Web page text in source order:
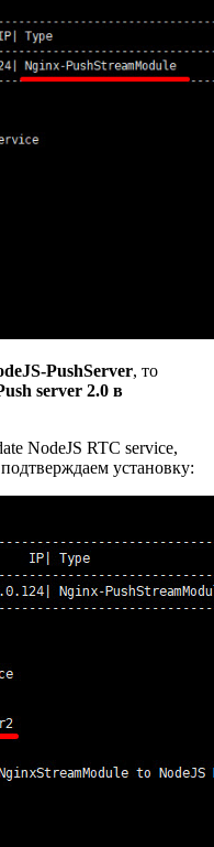
PushServer, то
server 2.0 в
NodeJS RTC service,
установку: